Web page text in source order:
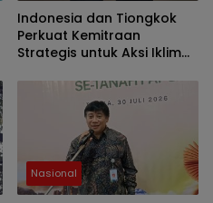
Indonesia dan Tiongkok
Perkuat Kemitraan
Strategis untuk Aksi Iklim
Nasional